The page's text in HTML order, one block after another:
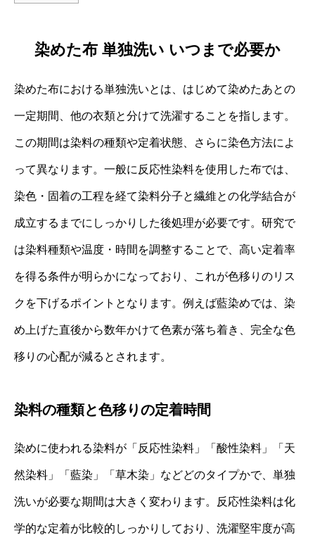
染めた布 単独洗い いつまで必要か
染めた布における単独洗いとは、はじめて染めたあとの
一定期間、他の衣類と分けて洗濯することを指します。
この期間は染料の種類や定着状態、さらに染色方法によ
って異なります。一般に反応性染料を使用した布では、
染色・固着の工程を経て染料分子と繊維との化学結合が
成立するまでにしっかりした後処理が必要です。研究で
は染料種類や温度・時間を調整することで、高い定着率
を得る条件が明らかになっており、これが色移りのリス
クを下げるポイントとなります。​例えば藍染めでは、染
め上げた直後から数年かけて色素が落ち着き、完全な色
移りの心配が減るとされます。
染料の種類と色移りの定着時間
染めに使われる染料が「反応性染料」「酸性染料」「天
然染料」「藍染」「草木染」などどのタイプかで、単独
洗いが必要な期間は大きく変わります。反応性染料は化
学的な定着が比較的しっかりしており、洗濯堅牢度が高